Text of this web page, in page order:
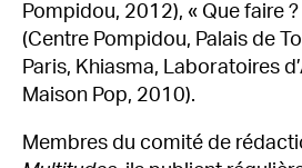
Pompidou, 2012), « Que faire
(Centre Pompidou, Palais de
Paris, Khiasma, Laboratoires
Maison Pop, 2010).
Membres du comité de